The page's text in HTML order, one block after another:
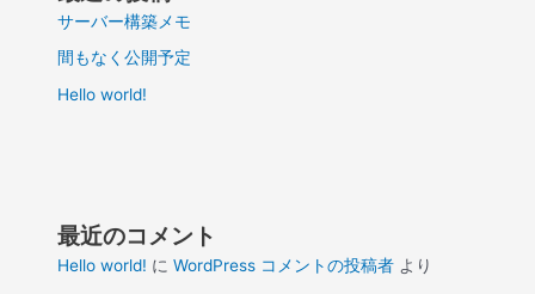
サーバー構築メモ
間もなく公開予定
Hello world!
最近のコメント
Hello world! にWordPress コメントの投稿者 より